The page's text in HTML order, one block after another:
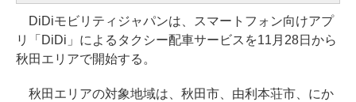
DiDiモビリティジャパンは、スマートフォン向けアプ
リ「DiDi」によるタクシー配車サービスを11月28日から
秋田エリアで開始する。
秋田エリアの対象地域は、秋田市、由利本荘市、にか